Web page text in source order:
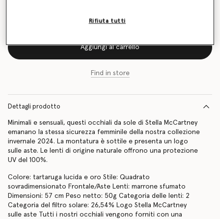
selezionato
Aggiungi al carrello
Find in store
Dettagli prodotto
Minimali e sensuali, questi occhiali da sole di Stella McCartney
emanano la stessa sicurezza femminile della nostra collezione
invernale 2024. La montatura è sottile e presenta un logo
sulle aste. Le lenti di origine naturale offrono una protezione
UV del 100%.
Colore: tartaruga lucida e oro Stile: Quadrato
sovradimensionato Frontale/Aste Lenti: marrone sfumato
Dimensioni: 57 cm Peso netto: 50g Categoria delle lenti: 2
Categoria del filtro solare: 26,54% Logo Stella McCartney
sulle aste Tutti i nostri occhiali vengono forniti con una
Rifiuta tutti